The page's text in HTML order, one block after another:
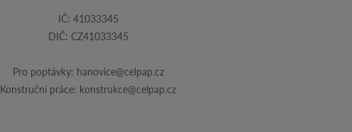
IČ: 41033345
DIČ: CZ41033345
Pro poptávky: hanovice@celpap.cz
Konstruční práce: konstrukce@celpap.cz